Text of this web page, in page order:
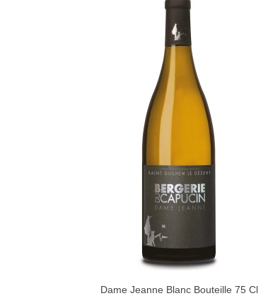
Quick View
Dame Jeanne Blanc Bouteille 75 Cl